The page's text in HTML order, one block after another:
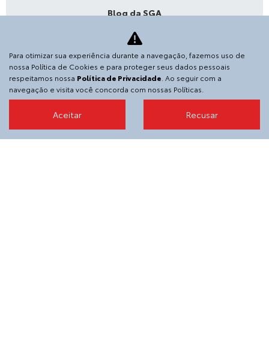
Blog da SGA
Acessórios
Agende sua revisão
A SGA Toyota
Sobre
Para otimizar sua experiência durante a navegação, fazemos uso de
nossa Política de Cookies e para proteger seus dados pessoais
respeitamos nossa Política de Privacidade . Ao seguir com a
navegação e visita você concorda com nossas Políticas.
Aceitar Recusar